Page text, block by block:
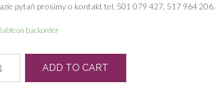
pytań prosimy o kontakt tel. 501 079 427, 517 964 206.
on backorder
ADD TO CART